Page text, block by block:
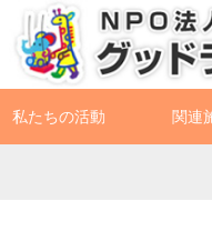
私たちの活動 関連